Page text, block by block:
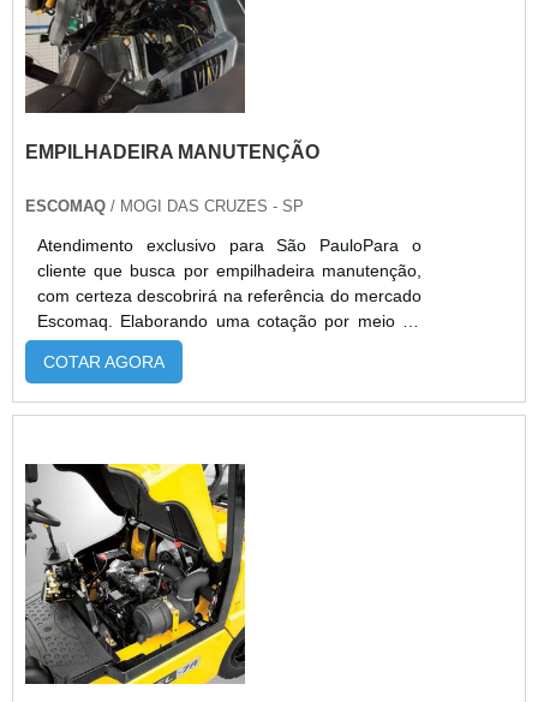
EMPILHADEIRA MANUTENÇÃO
ESCOMAQ / MOGI DAS CRUZES - SP
Atendimento exclusivo para São PauloPara o
cliente que busca por empilhadeira manutenção,
com certeza descobrirá na referência do mercado
Escomaq. Elaborando uma cotação por meio da
própria empresa e encontrando a sofisticação,
qualidade e preço justo em um só lugar.Quando a
profissionais da Escomaq receberá proteção com
SOBRE EMPILHADEIRA MANUTENÇÃOHá ...
COTAR AGORA